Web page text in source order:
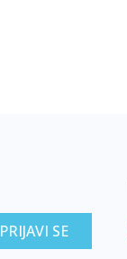
PRIJAVI SE